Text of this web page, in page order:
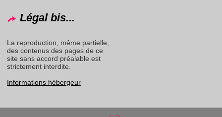
Légal bis...
La reproduction, même partielle,
des contenus des pages de ce
site sans accord préalable est
strictement interdite.
Informations hébergeur